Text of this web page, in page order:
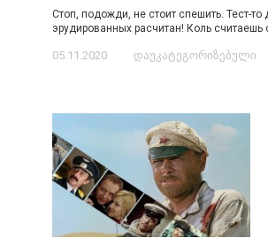
Стоп, подожди, не стоит спешить. Тест-
эрудированных расчитан! Коль считаешь
05.11.2020 დაუკატეგორიზებული